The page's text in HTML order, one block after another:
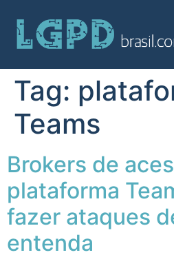
Tag:
Teams
Brokers de
plataforma
fazer ataques
entenda